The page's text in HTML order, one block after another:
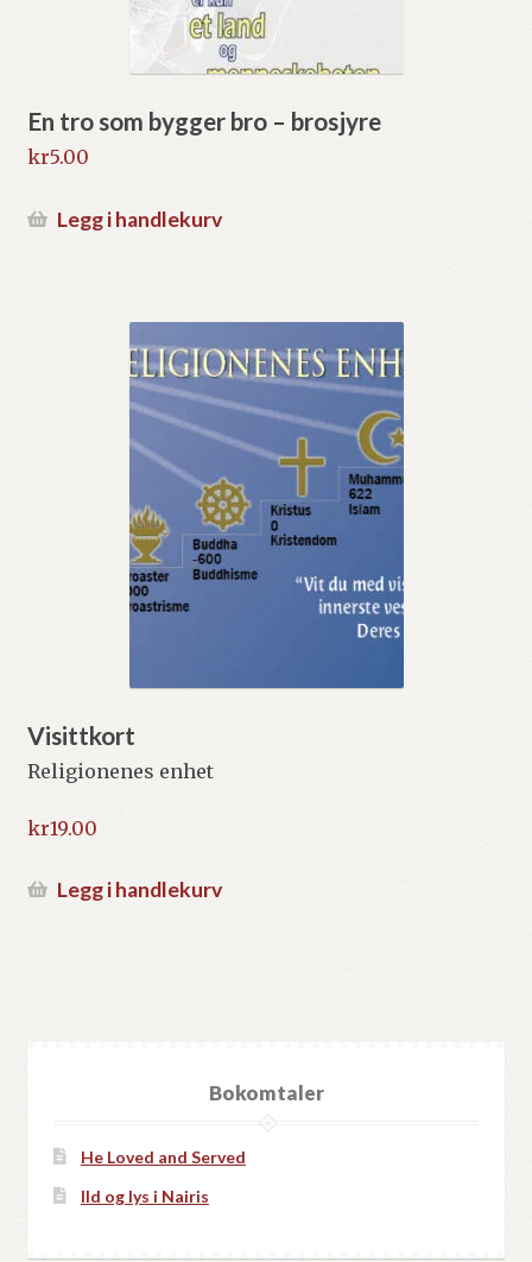
En tro som bygger bro – brosjyre
kr5.00
Legg i handlekurv
Visittkort
Religionenes enhet
kr19.00
Legg i handlekurv
Bokomtaler
He Loved and Served
Ild og lys i Nairis